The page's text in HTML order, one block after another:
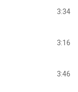
3:34
3:16
3:46